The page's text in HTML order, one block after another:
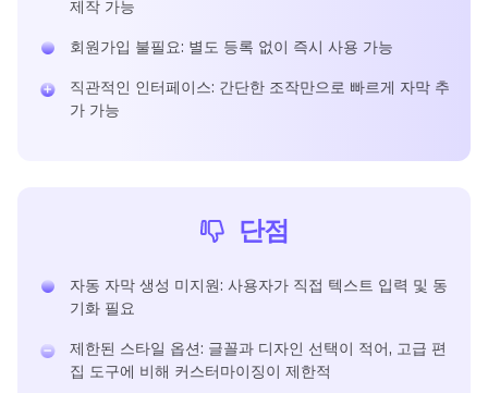
제작 가능
회원가입 불필요: 별도 등록 없이 즉시 사용 가능
직관적인 인터페이스: 간단한 조작만으로 빠르게 자막 추
가 가능
단점
자동 자막 생성 미지원: 사용자가 직접 텍스트 입력 및 동
기화 필요
제한된 스타일 옵션: 글꼴과 디자인 선택이 적어, 고급 편
집 도구에 비해 커스터마이징이 제한적